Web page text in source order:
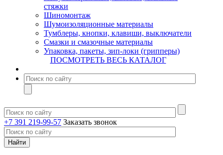
стяжки
Шиномонтаж
Шумоизоляционные материалы
Тумблеры, кнопки, клавиши, выключатели
Смазки и смазочные материалы
Упаковка, пакеты, зип-локи (грипперы)
ПОСМОТРЕТЬ ВЕСЬ КАТАЛОГ
+7 391 219-99-57 Заказать звонок